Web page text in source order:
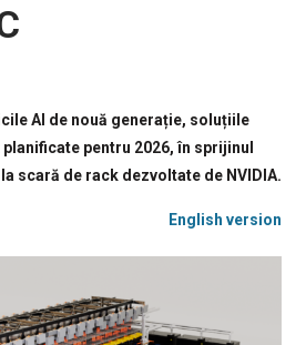
AI de nouă generație, soluțiile
pentru 2026, în sprijinul
scară de rack dezvoltate de NVIDIA.
English version